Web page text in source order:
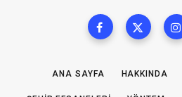
ANA SAYFA HAKKINDA